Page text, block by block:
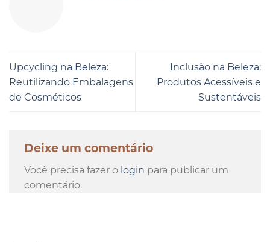
Upcycling na Beleza:
Reutilizando Embalagens
de Cosméticos
Inclusão na Beleza:
Produtos Acessíveis e
Sustentáveis
Deixe um comentário
Você precisa fazer o login para publicar um
comentário.